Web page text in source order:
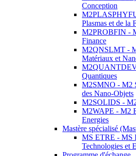
Conception
Plasmas et de la
M2PROBFIN -
Finance
M2QNSLMT -
Matériaux et
Quantiques
M2SMNO - M2
des Nano-Objets
M2SOLIDS -
M2WAPE - M2
Energies
Mastère spécialisé
MS ETRE - MS
Technologies et